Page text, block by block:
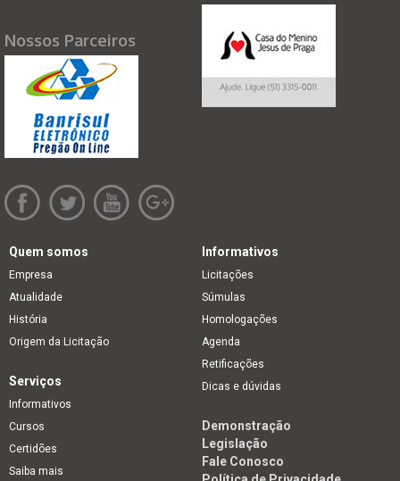
Nossos Parceiros
Quem somos
Empresa
Atualidade
História
Origem da Licitação
Informativos
Licitações
Súmulas
Homologações
Agenda
Retificações
Dicas e dúvidas
Serviços
Informativos
Cursos
Certidões
Saiba mais
Demonstração
Legislação
Fale Conosco